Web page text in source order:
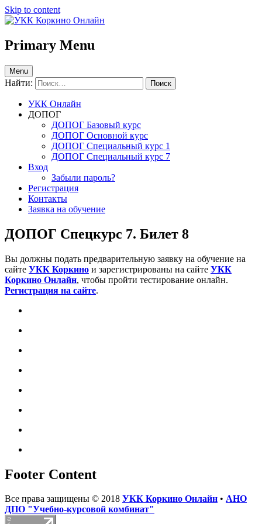
Skip to content
УКК Коркино Онлайн
АНО ДПО Учебно-курсовой комбинат в Коркино —
тестирование онлайн
Primary Menu
Menu
Найти:
УКК Онлайн
ДОПОГ
ДОПОГ Базовый курс
ДОПОГ Основной курс
ДОПОГ Специальный курс 1
ДОПОГ Специальный курс 7
Вход
Забыли пароль?
Регистрация
Контакты
Заявка на обучение
ДОПОГ Спецкурс 7. Билет 8
Вы должны подать предварительную заявку на обучение на
сайте УКК Коркино и зарегистрированы на сайте УКК
Коркино Онлайн, чтобы пройти тестирование онлайн.
Регистрация на сайте.
Footer Content
Все права защищены © 2018 УКК Коркино Онлайн • АНО
ДПО "Учебно-курсовой комбинат"